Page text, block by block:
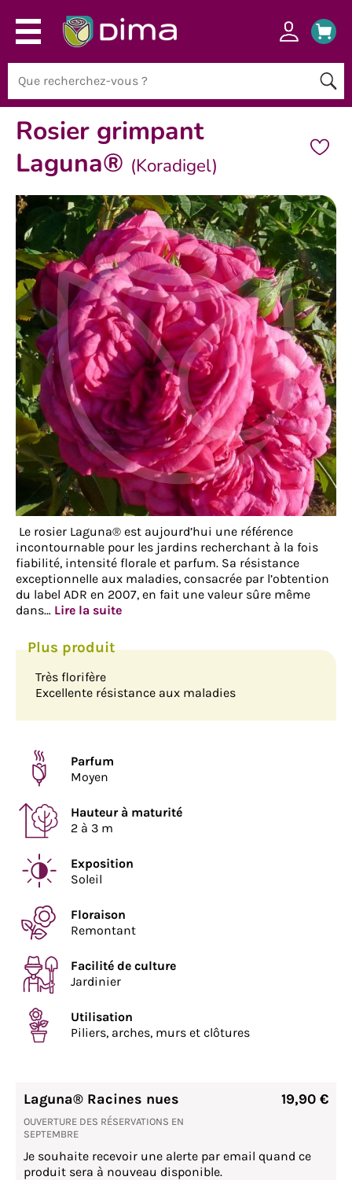
Rosier grimpant
Laguna® (Koradigel)
Le rosier Laguna® est aujourd’hui une référence
incontournable pour les jardins recherchant à la fois
fiabilité, intensité florale et parfum. Sa résistance
exceptionnelle aux maladies, consacrée par l’obtention
du label ADR en 2007, en fait une valeur sûre même
dans… Lire la suite
Très florifère
Excellente résistance aux maladies
Parfum
Moyen
Hauteur à maturité
2 à 3 m
Exposition
Soleil
Floraison
Remontant
Facilité de culture
Jardinier
Utilisation
Piliers, arches, murs et clôtures
Laguna® Racines nues
OUVERTURE DES RÉSERVATIONS EN
SEPTEMBRE
19,90 €
Je souhaite recevoir une alerte par email quand ce
produit sera à nouveau disponible.